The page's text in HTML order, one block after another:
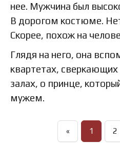
нее. Мужчина был
В дорогом костюме.
Скорее, похож на
Глядя на него, она
квартетах,
залах, о принце,
мужем.
« 1 2